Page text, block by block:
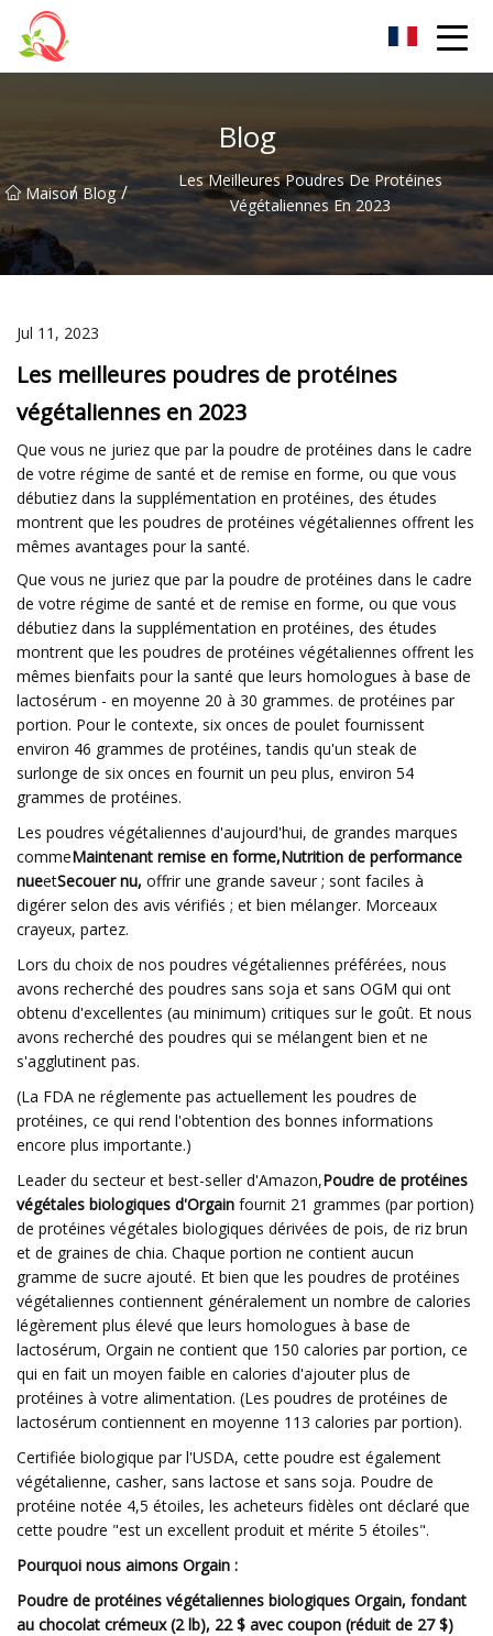
Blog
Maison
/ Blog /
Les Meilleures Poudres De Protéines
Végétaliennes En 2023
Jul 11, 2023
Les meilleures poudres de protéines
végétaliennes en 2023
Que vous ne juriez que par la poudre de protéines dans le cadre
de votre régime de santé et de remise en forme, ou que vous
débutiez dans la supplémentation en protéines, des études
montrent que les poudres de protéines végétaliennes offrent les
mêmes avantages pour la santé.
Que vous ne juriez que par la poudre de protéines dans le cadre
de votre régime de santé et de remise en forme, ou que vous
débutiez dans la supplémentation en protéines, des études
montrent que les poudres de protéines végétaliennes offrent les
mêmes bienfaits pour la santé que leurs homologues à base de
lactosérum - en moyenne 20 à 30 grammes. de protéines par
portion. Pour le contexte, six onces de poulet fournissent
environ 46 grammes de protéines, tandis qu'un steak de
surlonge de six onces en fournit un peu plus, environ 54
grammes de protéines.
Les poudres végétaliennes d'aujourd'hui, de grandes marques
commeMaintenant remise en forme,Nutrition de performance
nueetSecouer nu, offrir une grande saveur ; sont faciles à
digérer selon des avis vérifiés ; et bien mélanger. Morceaux
crayeux, partez.
Lors du choix de nos poudres végétaliennes préférées, nous
avons recherché des poudres sans soja et sans OGM qui ont
obtenu d'excellentes (au minimum) critiques sur le goût. Et nous
avons recherché des poudres qui se mélangent bien et ne
s'agglutinent pas.
(La FDA ne réglemente pas actuellement les poudres de
protéines, ce qui rend l'obtention des bonnes informations
encore plus importante.)
Leader du secteur et best-seller d'Amazon,Poudre de protéines
végétales biologiques d'Orgain fournit 21 grammes (par portion)
de protéines végétales biologiques dérivées de pois, de riz brun
et de graines de chia. Chaque portion ne contient aucun
gramme de sucre ajouté. Et bien que les poudres de protéines
végétaliennes contiennent généralement un nombre de calories
légèrement plus élevé que leurs homologues à base de
lactosérum, Orgain ne contient que 150 calories par portion, ce
qui en fait un moyen faible en calories d'ajouter plus de
protéines à votre alimentation. (Les poudres de protéines de
lactosérum contiennent en moyenne 113 calories par portion).
Certifiée biologique par l'USDA, cette poudre est également
végétalienne, casher, sans lactose et sans soja. Poudre de
protéine notée 4,5 étoiles, les acheteurs fidèles ont déclaré que
cette poudre "est un excellent produit et mérite 5 étoiles".
Pourquoi nous aimons Orgain :
Poudre de protéines végétaliennes biologiques Orgain, fondant
au chocolat crémeux (2 lb), 22 $ avec coupon (réduit de 27 $)